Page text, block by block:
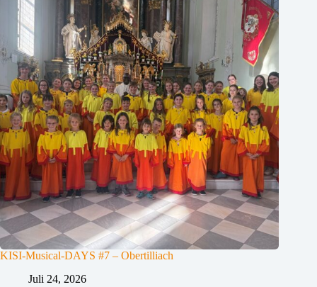
KISI-Musical-DAYS #7 – Obertilliach
Juli 24, 2026